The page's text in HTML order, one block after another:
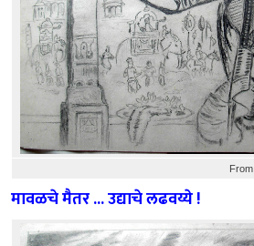
From
मावळचे मैतर ... उद्याचे लढवय्ये !